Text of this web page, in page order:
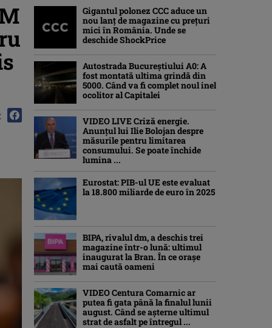
Gigantul polonez CCC aduce un
nou lanț de magazine cu prețuri
mici în România. Unde se
deschide ShockPrice
Autostrada Bucureștiului A0: A
fost montată ultima grindă din
5000. Când va fi complet noul inel
ocolitor al Capitalei
VIDEO LIVE Criză energie.
Anunțul lui Ilie Bolojan despre
măsurile pentru limitarea
consumului. Se poate închide
lumina ...
Eurostat: PIB-ul UE este evaluat
la 18.800 miliarde de euro în 2025
BIPA, rivalul dm, a deschis trei
magazine într-o lună: ultimul
inaugurat la Bran. În ce orașe
mai caută oameni
VIDEO Centura Comarnic ar
putea fi gata până la finalul lunii
august. Când se așterne ultimul
strat de asfalt pe întregul ...